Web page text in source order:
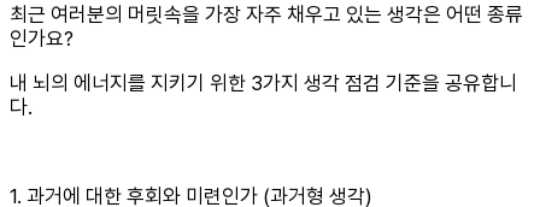
최근 여러분의 머릿속을 가장 자주 채우고 있는 생각은 어떤 종류
인가요?
내 뇌의 에너지를 지키기 위한 3가지 생각 점검 기준을 공유합니
다.
1. 과거에 대한 후회와 미련인가 (과거형 생각)